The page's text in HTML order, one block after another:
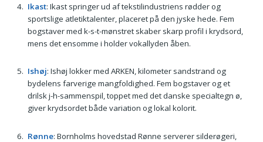
Ikast: Ikast springer ud af tekstilindustriens rødder og
sportslige atletiktalenter, placeret på den jyske hede. Fem
bogstaver med k-s-t-mønstret skaber skarp profil i krydsord,
mens det ensomme i holder vokallyden åben.
Ishøj: Ishøj lokker med ARKEN, kilometer sandstrand og
bydelens farverige mangfoldighed. Fem bogstaver og et
drilsk j-h-sammenspil, toppet med det danske specialtegn ø,
giver krydsordet både variation og lokal kolorit.
Rønne: Bornholms hovedstad Rønne serverer silderøgeri,